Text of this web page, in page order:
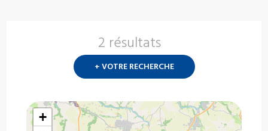
2 résultats
+ VOTRE RECHERCHE
+